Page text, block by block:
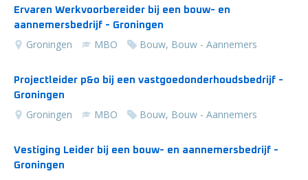
Ervaren Werkvoorbereider bij een bouw- en
aannemersbedrijf - Groningen
Groningen MBO Bouw, Bouw - Aannemers
Projectleider p&o bij een vastgoedonderhoudsbedrijf -
Groningen
Groningen MBO Bouw, Bouw - Aannemers
Vestiging Leider bij een bouw- en aannemersbedrijf -
Groningen